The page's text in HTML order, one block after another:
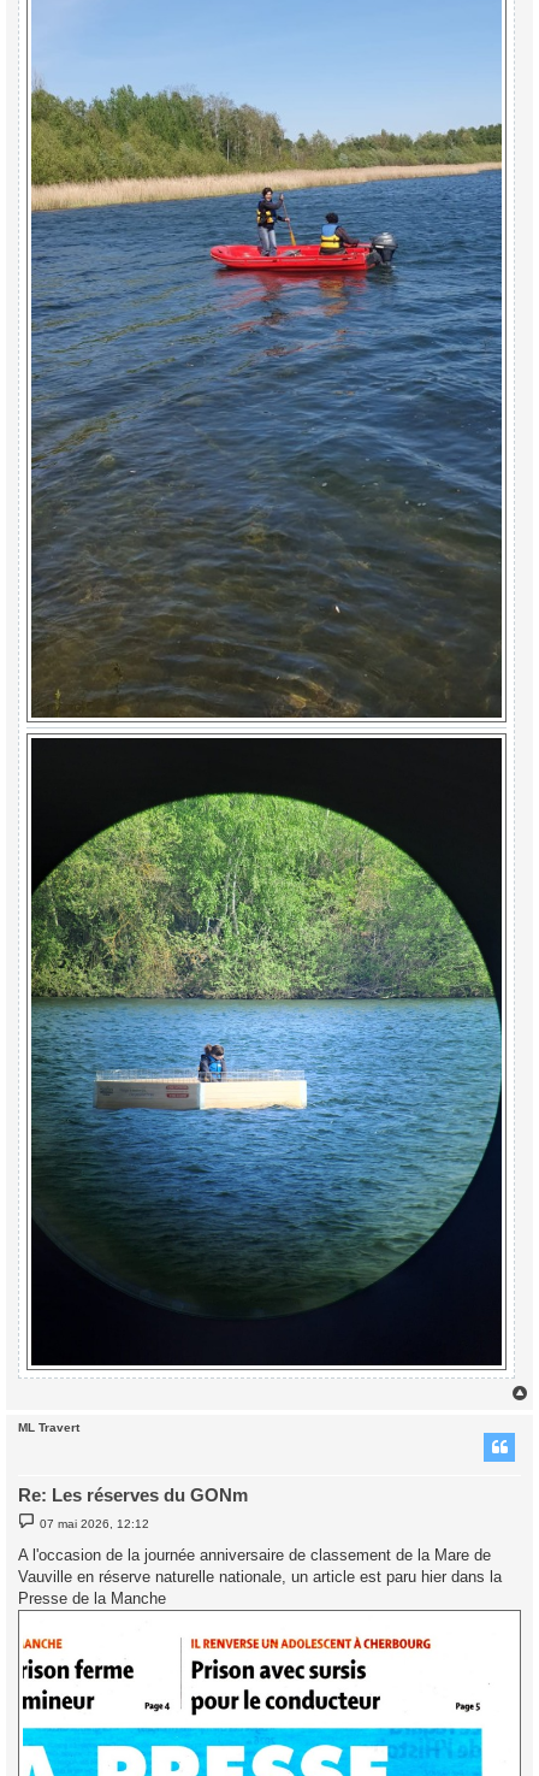
ML Travert
Re: Les réserves du GONm
M
e
s
s
a
e
07 mai 2026, 12:12
A l'occasion de la journée anniversaire de classement de la Mare de
Vauville en réserve naturelle nationale, un article est paru hier dans la
Presse de la Manche